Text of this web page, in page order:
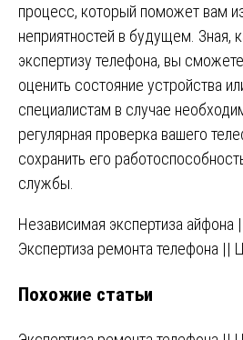
процесс, который поможет вам
неприятностей в будущем. Зная,
экспертизу телефона, вы
оценить состояние устройства
специалистам в случае
регулярная проверка вашего
сохранить его
службы.
Навигация
записям
Независимая экспертиза
Экспертиза ремонта телефона ||
Похожие статьи